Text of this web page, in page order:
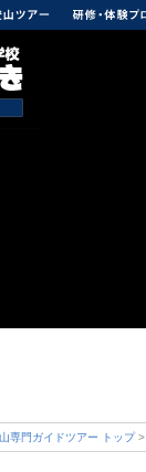
専門ガイドツアー トップ>